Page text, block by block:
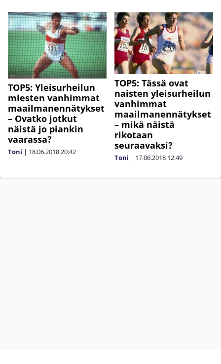
TOP5: Yleisurheilun
miesten vanhimmat
maailmanennätykset
– Ovatko jotkut
näistä jo piankin
vaarassa?
Toni | 18.06.201820:42
TOP5: Tässä ovat
naisten yleisurheilun
vanhimmat
maailmanennätykset
– mikä näistä
rikotaan
seuraavaksi?
Toni | 17.06.2018 12:49